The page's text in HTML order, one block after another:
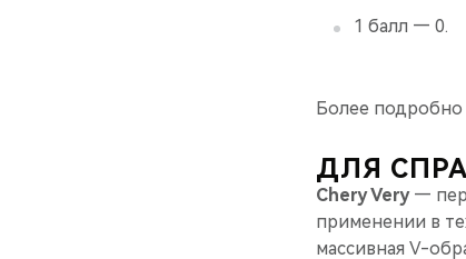
1 балл — 0.
Более подробно
ДЛЯ
Chery Very—
применении в
массивная V-